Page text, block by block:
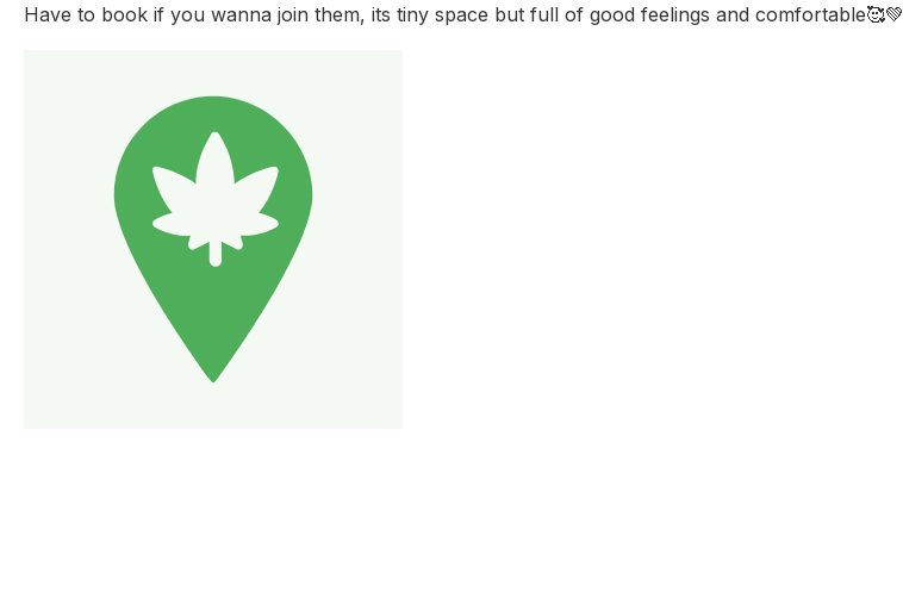
Have to book if you wanna join them, its tiny space but full of good feelings and comfortable🥰💚